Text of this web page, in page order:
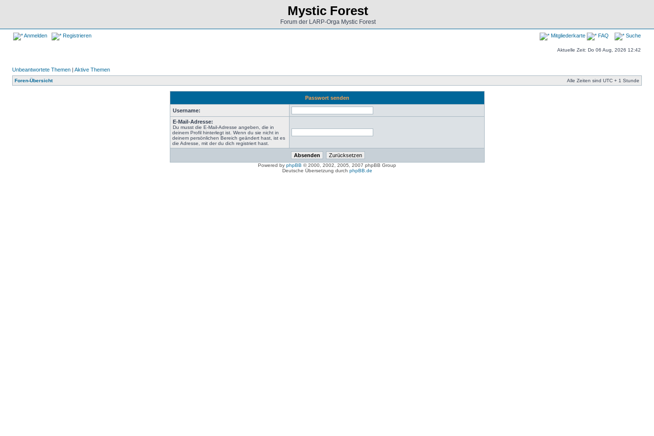
Mystic Forest
Forum der LARP-Orga Mystic Forest
Anmelden Registrieren Mitgliederkarte FAQ Suche
Aktuelle Zeit: Do 06 Aug, 2026 12:42
Unbeantwortete Themen | Aktive Themen
Foren-Übersicht Alle Zeiten sind UTC + 1 Stunde
Passwort senden
Username:
E-Mail-Adresse:
Du musst die E-Mail-Adresse angeben, die in
deinem Profil hinterlegt ist. Wenn du sie nicht in
deinem persönlichen Bereich geändert hast, ist es
die Adresse, mit der du dich registriert hast.
Powered by phpBB © 2000, 2002, 2005, 2007 phpBB Group
Deutsche Übersetzung durch phpBB.de